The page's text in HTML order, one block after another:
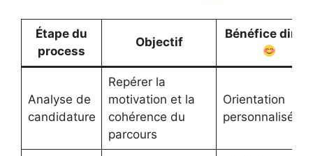
Étape du
process
Objectif
Bénéfice
Analyse de
candidature
Repérer la
motivation et la
cohérence du
parcours
Orientation
personnalisée